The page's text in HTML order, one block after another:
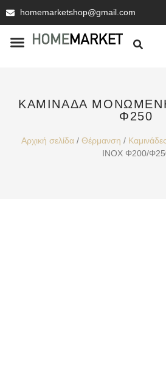
homemarketshop@gmail.com
ΚΑΜΙΝΆΔΑ
Φ250
Αρχική σελίδα / Θέρμανση / Καμινάδες
ΙΝΟΧ Φ200/